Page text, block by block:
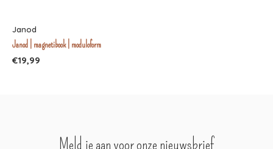
Janod
Janod | magnetibook | moduloform
€19,99
Meld je aan voor onze nieuwsbrief